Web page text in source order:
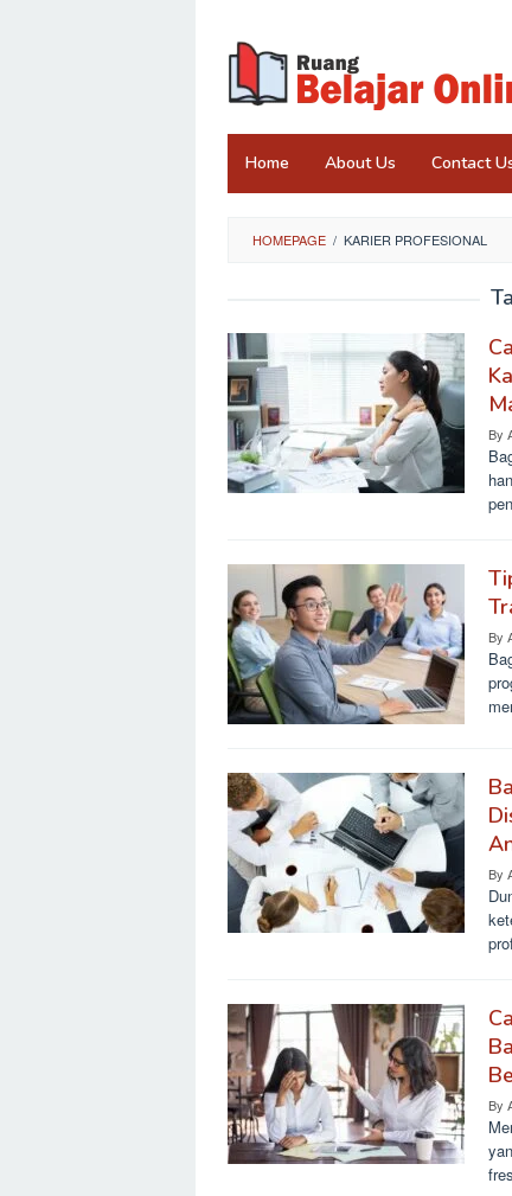
content
Home About Us Contact
HOMEPAGE / KARIER PROFESIONAL
By
By
By
By